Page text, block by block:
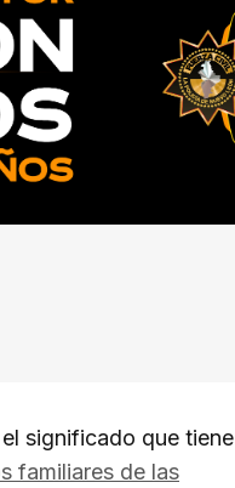
significado que tiene
familiares de las